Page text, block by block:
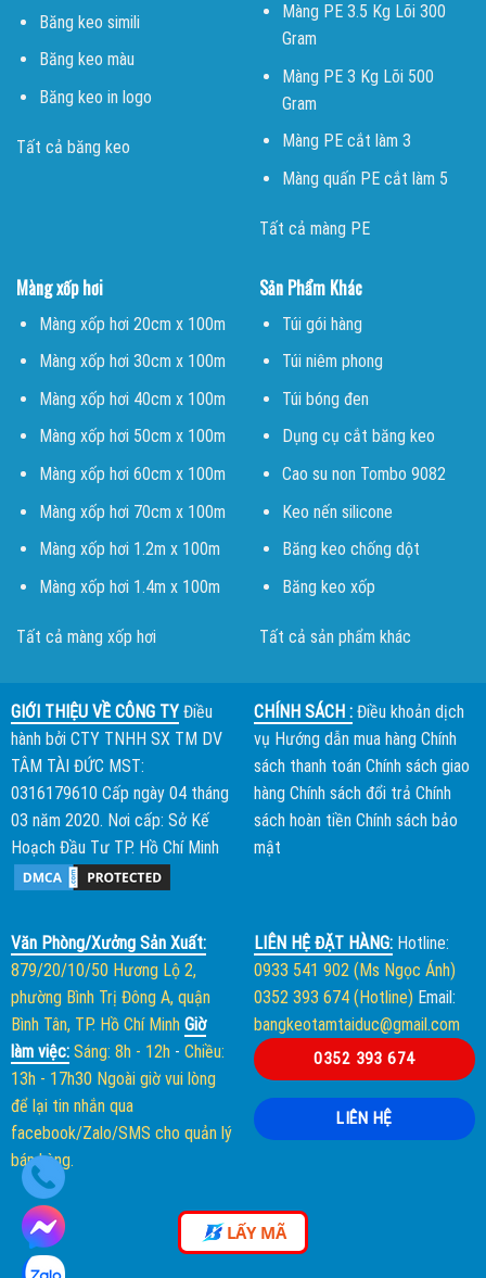
Băng keo simili
Băng keo màu
Băng keo in logo
Tất cả băng keo
Màng PE 3.5 Kg Lõi 300
Gram
Màng PE 3 Kg Lõi 500
Gram
Màng PE cắt làm 3
Màng quấn PE cắt làm 5
Tất cả màng PE
Màng xốp hơi
Màng xốp hơi 20cm x 100m
Màng xốp hơi 30cm x 100m
Màng xốp hơi 40cm x 100m
Màng xốp hơi 50cm x 100m
Màng xốp hơi 60cm x 100m
Màng xốp hơi 70cm x 100m
Màng xốp hơi 1.2m x 100m
Màng xốp hơi 1.4m x 100m
Tất cả màng xốp hơi
Sản Phẩm Khác
Túi gói hàng
Túi niêm phong
Túi bóng đen
Dụng cụ cắt băng keo
Cao su non Tombo 9082
Keo nến silicone
Băng keo chống dột
Băng keo xốp
Tất cả sản phẩm khác
GIỚI THIỆU VỀ CÔNG TYĐiều
hành bởi CTY TNHH SX TM DV
TÂM TÀI ĐỨC MST:
0316179610 Cấp ngày 04 tháng
03 năm 2020. Nơi cấp: Sở Kế
Hoạch Đầu Tư TP. Hồ Chí Minh
CHÍNH SÁCH : Điều khoản dịch
vụ Hướng dẫn mua hàng Chính
sách thanh toán Chính sách giao
hàng Chính sách đổi trả Chính
sách hoàn tiền Chính sách bảo
mật
Văn Phòng/Xưởng Sản Xuất:
879/20/10/50 Hương Lộ 2,
phường Bình Trị Đông A, quận
Bình Tân, TP. Hồ Chí Minh Giờ
làm việc: Sáng: 8h - 12h- Chiều:
13h - 17h30 Ngoài giờ vui lòng
để lại tin nhắn qua
facebook/Zalo/SMS cho quản lý
bán hàng.
LIÊN HỆ ĐẶT HÀNG:Hotline:
0933 541 902 (Ms Ngọc Ánh)
0352 393 674 (Hotline) Email:
bangkeotamtaiduc@gmail.com
0352 393 674
LIÊN HỆ
LẤY MÃ